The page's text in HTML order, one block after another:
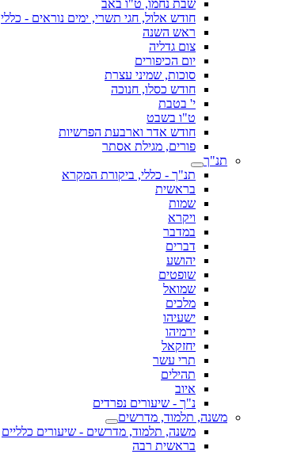
שבת נחמו, ט"ו באב
חודש אלול, חגי תשרי, ימים נוראים - כללי
ראש השנה
צום גדליה
יום הכיפורים
סוכות, שמיני עצרת
חודש כסלו, חנוכה
י' בטבת
ט"ו בשבט
חודש אדר וארבעת הפרשיות
פורים, מגילת אסתר
תנ"ך
תנ"ך - כללי, ביקורת המקרא
בראשית
שמות
ויקרא
במדבר
דברים
יהושע
שופטים
שמואל
מלכים
ישעיהו
ירמיהו
יחזקאל
תרי עשר
תהילים
איוב
נ"ך - שיעורים נפרדים
משנה, תלמוד, מדרשים
משנה, תלמוד, מדרשים - שיעורים כלליים
בראשית רבה